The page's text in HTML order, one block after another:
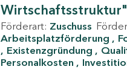
Wirtschaftsstruktur"
Förderart: Zuschuss
Arbeitsplatzförderung
Existenzgründung
Personalkosten